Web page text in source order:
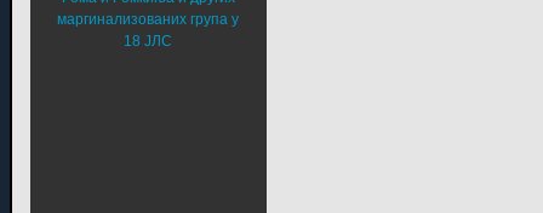
маргинализованих група у
18 ЈЛС